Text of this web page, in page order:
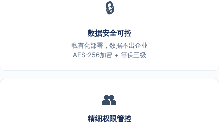
🔒
数据安全可控
私有化部署，数据不出企业
AES-256加密 + 等保三级
👥
精细权限管控